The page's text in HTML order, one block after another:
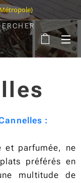
:
et parfumée, ne
préférés en
multitude de